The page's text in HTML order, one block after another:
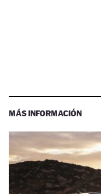
MÁS INFORMACIÓN